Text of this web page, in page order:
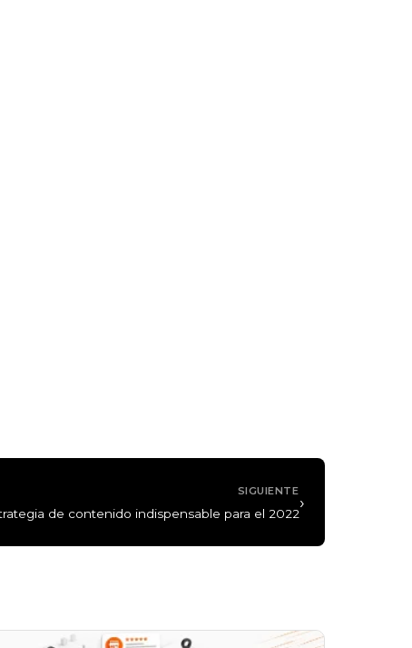
SIGUIENTE
de contenido indispensable para el 2022
›